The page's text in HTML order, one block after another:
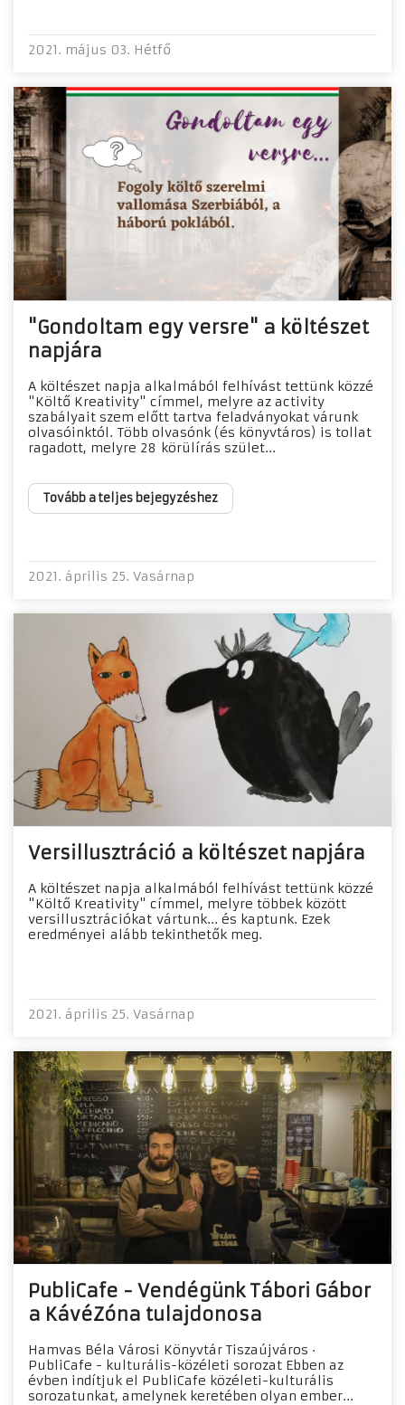
2021. május 03. Hétfő
"Gondoltam egy versre" a költészet
napjára
​A költészet napja alkalmából felhívást tettünk közzé
"Költő Kreativity" címmel, melyre az activity
szabályait szem előtt tartva feladványokat várunk
olvasóinktól. Több olvasónk (és könyvtáros) is tollat
ragadott, melyre 28 körülírás szület...
Tovább a teljes bejegyzéshez
2021. április 25. Vasárnap
Versillusztráció a költészet napjára
A költészet napja alkalmából felhívást tettünk közzé
"Költő Kreativity" címmel, melyre többek között
versillusztrációkat vártunk... és kaptunk. Ezek
eredményei alább tekinthetők meg.
2021. április 25. Vasárnap
PubliCafe - Vendégünk Tábori Gábor
a KávéZóna tulajdonosa
Hamvas Béla Városi Könyvtár Tiszaújváros ·
PubliCafe - kulturális-közéleti sorozat Ebben az
évben indítjuk el PubliCafe közéleti-kulturális
sorozatunkat, amelynek keretében olyan ember...